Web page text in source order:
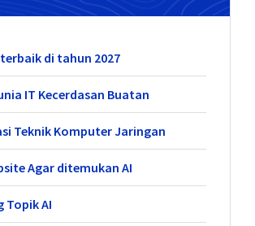
terbaik di tahun 2027
IT Kecerdasan Buatan
Teknik Komputer Jaringan
Agar ditemukan AI
Topik AI